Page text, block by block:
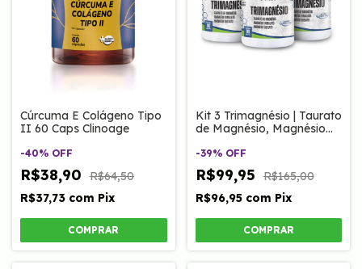
Cúrcuma E Colágeno Tipo
II 60 Caps Clinoage
-40% OFF
R$38,90
R$64,50
R$37,73 com Pix
Kit 3 Trimagnésio | Taurato
de Magnésio, Magnésio
cápsulas
-39% OFF
R$99,95 R$165,00
R$96,95 com Pix